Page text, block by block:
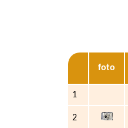
foto
1
2